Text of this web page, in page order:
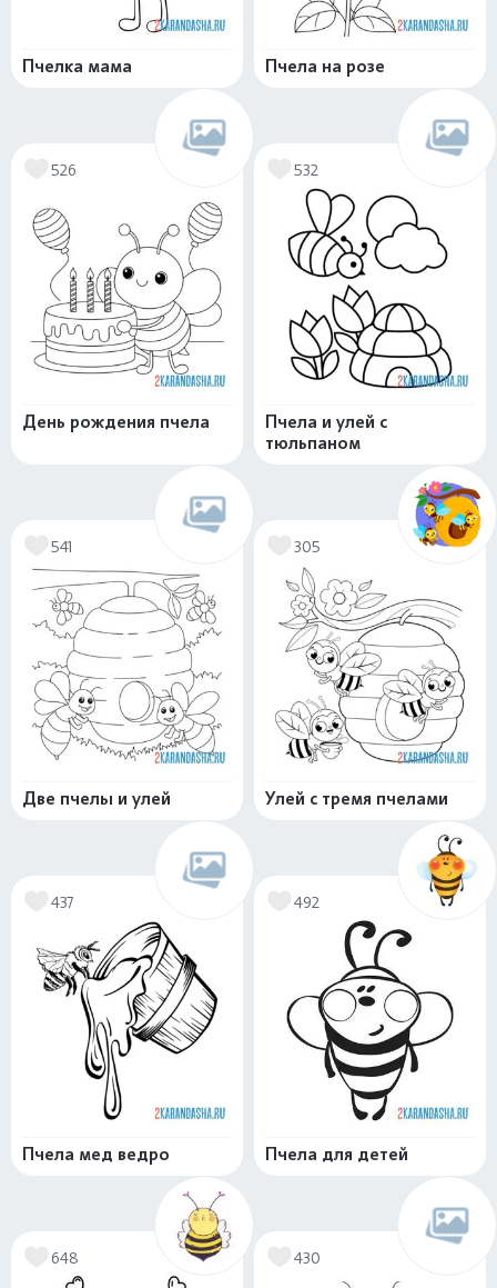
Пчелка мама Пчела на розе
526
День рождения пчела
532
Пчела и улей с
тюльпаном
541
Две пчелы и улей
305
Улей с тремя пчелами
437
Пчела мед ведро
492
Пчела для детей
648 430